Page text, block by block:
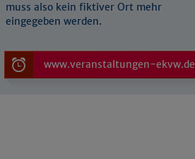
muss also kein fiktiver Ort mehr
eingegeben werden.
www.veranstaltungen-ekvw.de